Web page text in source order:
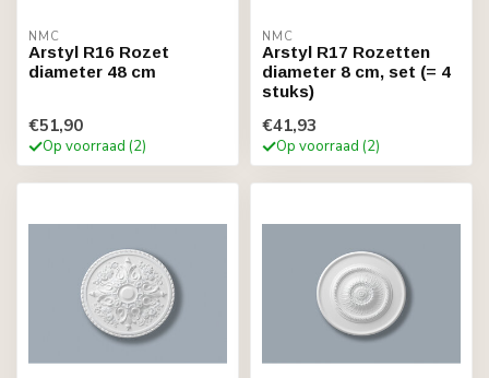
NMC
Arstyl R16 Rozet
diameter 48 cm
€51,90
Op voorraad (2)
NMC
Arstyl R17 Rozetten
diameter 8 cm, set (= 4
stuks)
€41,93
Op voorraad (2)